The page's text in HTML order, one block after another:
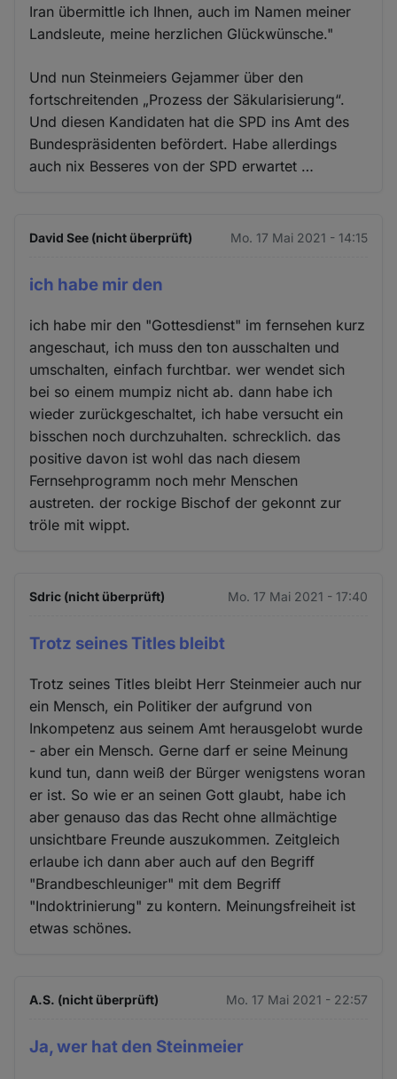
Iran übermittle ich Ihnen, auch im Namen meiner
Landsleute, meine herzlichen Glückwünsche."
Und nun Steinmeiers Gejammer über den
fortschreitenden „Prozess der Säkularisierung“.
Und diesen Kandidaten hat die SPD ins Amt des
Bundespräsidenten befördert. Habe allerdings
auch nix Besseres von der SPD erwartet …
David See (nicht überprüft) Mo. 17 Mai 2021 - 14:15
ich habe mir den
ich habe mir den "Gottesdienst" im fernsehen kurz
angeschaut, ich muss den ton ausschalten und
umschalten, einfach furchtbar. wer wendet sich
bei so einem mumpiz nicht ab. dann habe ich
wieder zurückgeschaltet, ich habe versucht ein
bisschen noch durchzuhalten. schrecklich. das
positive davon ist wohl das nach diesem
Fernsehprogramm noch mehr Menschen
austreten. der rockige Bischof der gekonnt zur
tröle mit wippt.
Sdric (nicht überprüft) Mo. 17 Mai 2021 - 17:40
Trotz seines Titles bleibt
Trotz seines Titles bleibt Herr Steinmeier auch nur
ein Mensch, ein Politiker der aufgrund von
Inkompetenz aus seinem Amt herausgelobt wurde
- aber ein Mensch. Gerne darf er seine Meinung
kund tun, dann weiß der Bürger wenigstens woran
er ist. So wie er an seinen Gott glaubt, habe ich
aber genauso das das Recht ohne allmächtige
unsichtbare Freunde auszukommen. Zeitgleich
erlaube ich dann aber auch auf den Begriff
"Brandbeschleuniger" mit dem Begriff
"Indoktrinierung" zu kontern. Meinungsfreiheit ist
etwas schönes.
A.S. (nicht überprüft) Mo. 17 Mai 2021 - 22:57
Ja, wer hat den Steinmeier